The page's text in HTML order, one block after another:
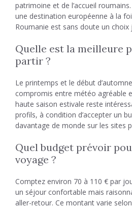
patrimoine et de l’accueil
une destination européenne à la
Roumanie est sans doute un choix
Quelle est la meilleure
partir ?
Le printemps et le début
compromis entre météo agréable
haute saison estivale reste
profils, à condition d’accepter un
davantage de monde sur les sites
Quel budget prévoir
voyage ?
Comptez environ 70 à 110 € par
un séjour confortable mais
aller-retour. Ce montant varie